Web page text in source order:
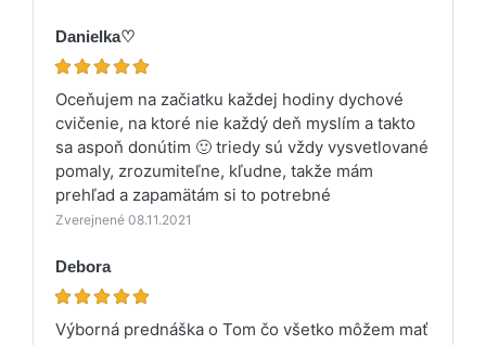
Danielka♡
Oceňujem na začiatku každej hodiny dychové
cvičenie, na ktoré nie každý deň myslím a takto
sa aspoň donútim 🙂 triedy sú vždy vysvetlované
pomaly, zrozumiteľne, kľudne, takže mám
prehľad a zapamätám si to potrebné
Zverejnené 08.11.2021
Debora
Výborná prednáška o Tom čo všetko môžem mať